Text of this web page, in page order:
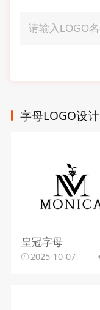
字母LOGO设计
皇冠字母
2025-10-07